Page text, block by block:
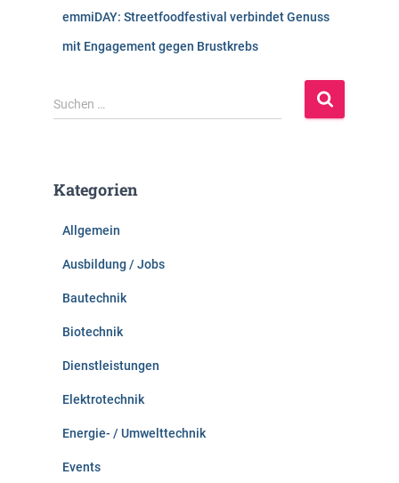
emmiDAY: Streetfoodfestival verbindet Genuss
mit Engagement gegen Brustkrebs
S
u
n
Suchen …
Kategorien
Allgemein
Ausbildung / Jobs
Bautechnik
Biotechnik
Dienstleistungen
Elektrotechnik
Energie- / Umwelttechnik
Events